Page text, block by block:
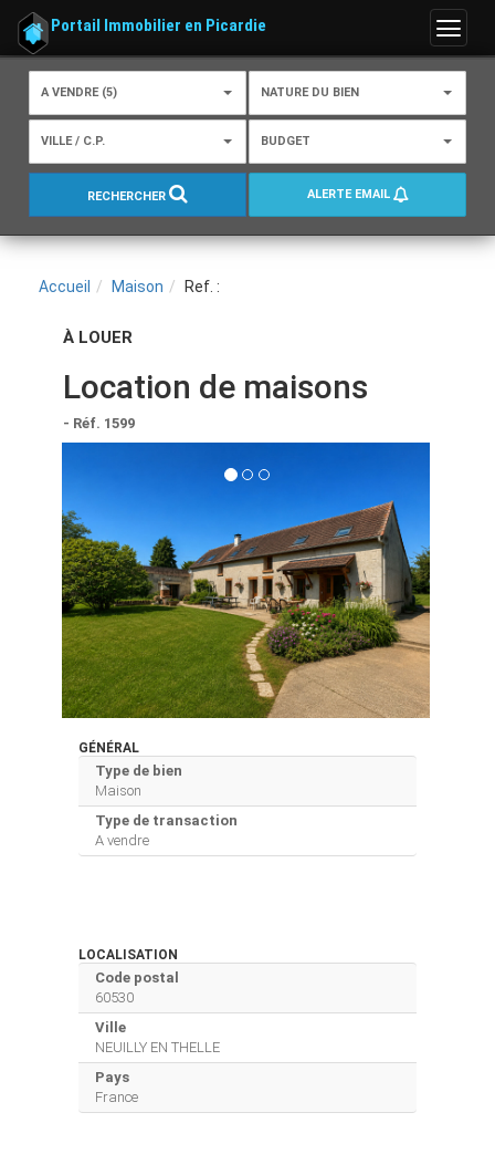
Menu
Portail Immobilier en Picardie
A VENDRE (5) NATURE DU BIEN
VILLE / C.P. BUDGET
RECHERCHER ALERTE EMAIL
Accueil Maison Ref. :
À LOUER
Location de maisons
- Réf. 1599
GÉNÉRAL
Type de bien
Maison
Type de transaction
A vendre
LOCALISATION
Code postal
60530
Ville
NEUILLY EN THELLE
Pays
France